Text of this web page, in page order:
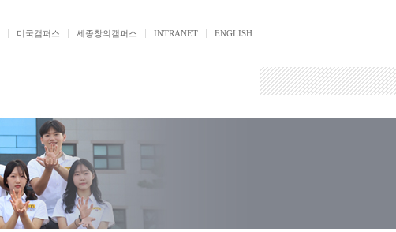
미국캠퍼스 세종창의캠퍼스 INTRANET ENGLISH